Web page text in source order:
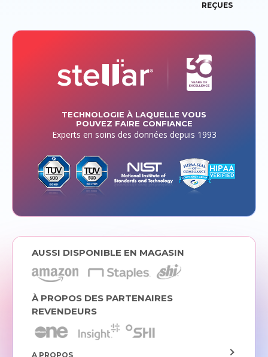
REÇUES
TECHNOLOGIE À LAQUELLE VOUS
POUVEZ FAIRE CONFIANCE
Experts en soins des données depuis 1993
AUSSI DISPONIBLE EN MAGASIN
À PROPOS DES PARTENAIRES
REVENDEURS
A PROPOS